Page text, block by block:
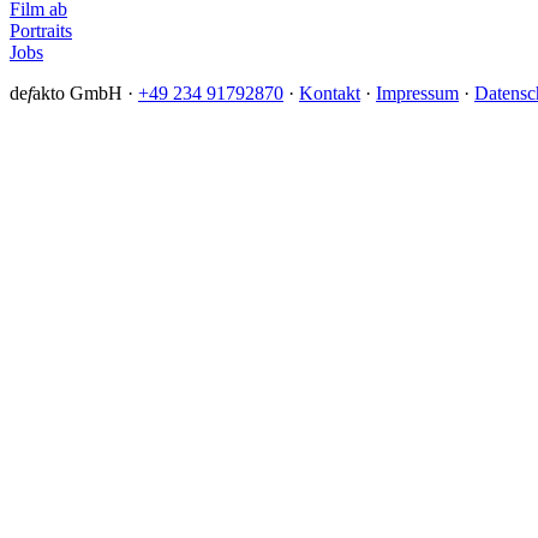
Film ab
Portraits
Jobs
defakto GmbH · +49 234 91792870 · Kontakt · Impressum ·